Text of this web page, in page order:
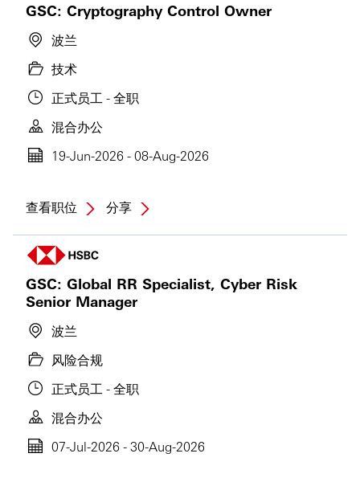
GSC: Cryptography Control Owner
波兰
技术
正式员工 - 全职
混合办公
19-Jun-2026 - 08-Aug-2026
查看职位 分享
GSC: Global RR Specialist, Cyber Risk
Senior Manager
波兰
风险合规
正式员工 - 全职
混合办公
07-Jul-2026 - 30-Aug-2026